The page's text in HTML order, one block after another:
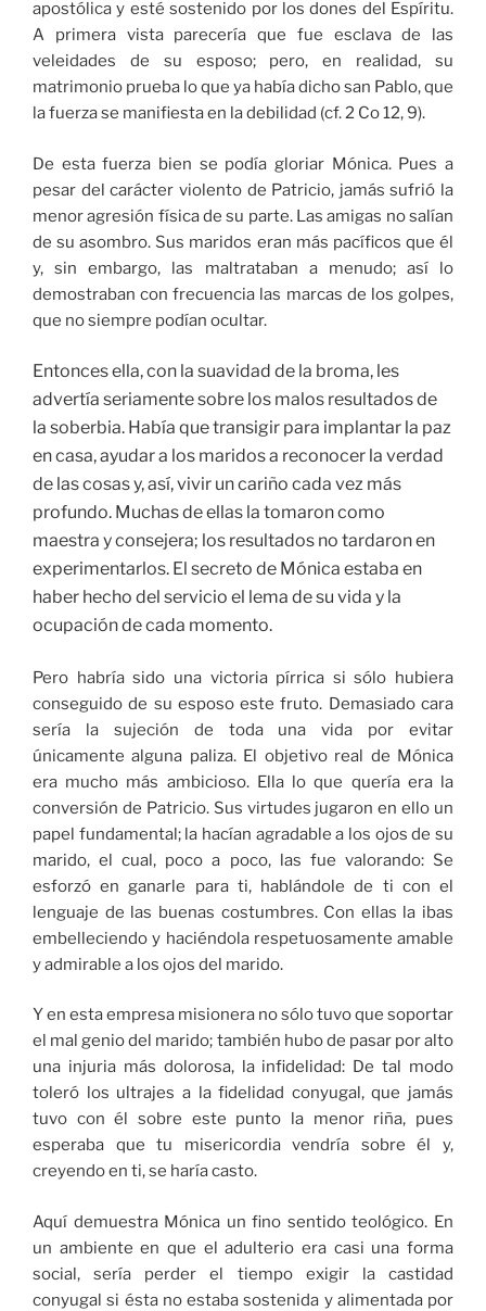
apostólica y esté sostenido por los dones del Espíritu.
A primera vista parecería que fue esclava de las
veleidades de su esposo; pero, en realidad, su
matrimonio prueba lo que ya había dicho san Pablo, que
la fuerza se manifiesta en la debilidad (cf. 2 Co 12, 9).
De esta fuerza bien se podía gloriar Mónica. Pues a
pesar del carácter violento de Patricio, jamás sufrió la
menor agresión física de su parte. Las amigas no salían
de su asombro. Sus maridos eran más pacíficos que él
y, sin embargo, las maltrataban a menudo; así lo
demostraban con frecuencia las marcas de los golpes,
que no siempre podían ocultar.
Entonces ella, con la suavidad de la broma, les
advertía seriamente sobre los malos resultados de
la soberbia. Había que transigir para implantar la paz
en casa, ayudar a los maridos a reconocer la verdad
de las cosas y, así, vivir un cariño cada vez más
profundo. Muchas de ellas la tomaron como
maestra y consejera; los resultados no tardaron en
experimentarlos. El secreto de Mónica estaba en
haber hecho del servicio el lema de su vida y la
ocupación de cada momento.
Pero habría sido una victoria pírrica si sólo hubiera
conseguido de su esposo este fruto. Demasiado cara
sería la sujeción de toda una vida por evitar
únicamente alguna paliza. El objetivo real de Mónica
era mucho más ambicioso. Ella lo que quería era la
conversión de Patricio. Sus virtudes jugaron en ello un
papel fundamental; la hacían agradable a los ojos de su
marido, el cual, poco a poco, las fue valorando: Se
esforzó en ganarle para ti, hablándole de ti con el
lenguaje de las buenas costumbres. Con ellas la ibas
embelleciendo y haciéndola respetuosamente amable
y admirable a los ojos del marido.
Y en esta empresa misionera no sólo tuvo que soportar
el mal genio del marido; también hubo de pasar por alto
una injuria más dolorosa, la infidelidad: De tal modo
toleró los ultrajes a la fidelidad conyugal, que jamás
tuvo con él sobre este punto la menor riña, pues
esperaba que tu misericordia vendría sobre él y,
creyendo en ti, se haría casto.
Aquí demuestra Mónica un fino sentido teológico. En
un ambiente en que el adulterio era casi una forma
social, sería perder el tiempo exigir la castidad
conyugal si ésta no estaba sostenida y alimentada por